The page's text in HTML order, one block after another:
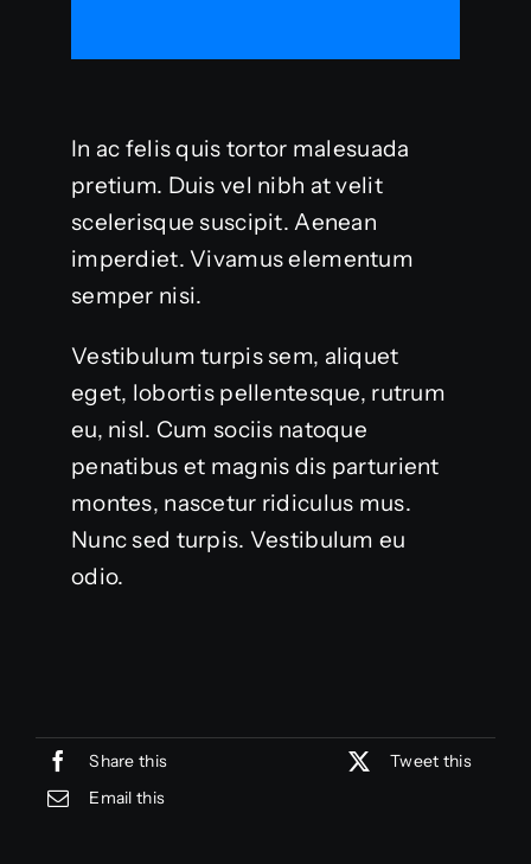
In ac felis quis tortor malesuada
pretium. Duis vel nibh at velit
scelerisque suscipit. Aenean
imperdiet. Vivamus elementum
semper nisi.
Vestibulum turpis sem, aliquet
eget, lobortis pellentesque, rutrum
eu, nisl. Cum sociis natoque
penatibus et magnis dis parturient
montes, nascetur ridiculus mus.
Nunc sed turpis. Vestibulum eu
odio.
Share this
Tweet this
Email this